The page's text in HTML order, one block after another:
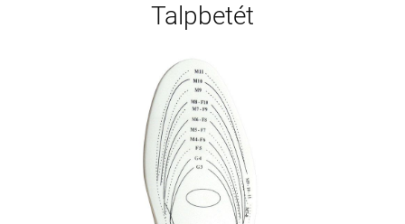
Talpbetét